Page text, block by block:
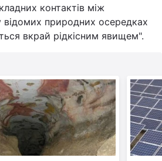
контактів між
відомих природних осередках
вкрай рідкісним явищем".